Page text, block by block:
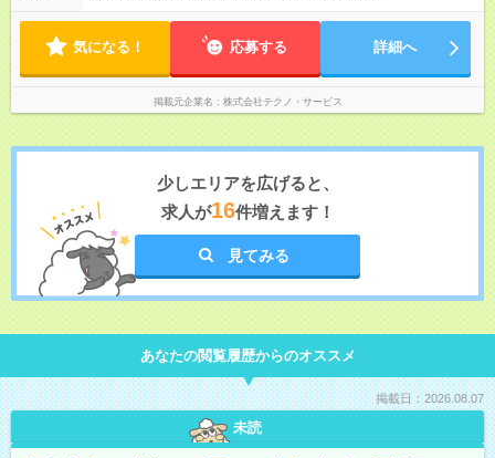
気になる！ 応募する 詳細へ
掲載元企業名 株式会社テクノ・サービス
少しエリアを広げると、
求人が16件増えます！
見てみる
あなたの閲覧履歴からのオススメ
掲載日：2026.08.07
未読